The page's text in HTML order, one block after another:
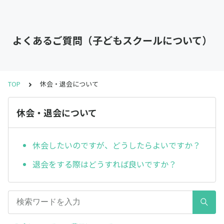
よくあるご質問（子どもスクールについて）
TOP 休会・退会について
休会・退会について
休会したいのですが、どうしたらよいですか？
退会をする際はどうすれば良いですか？